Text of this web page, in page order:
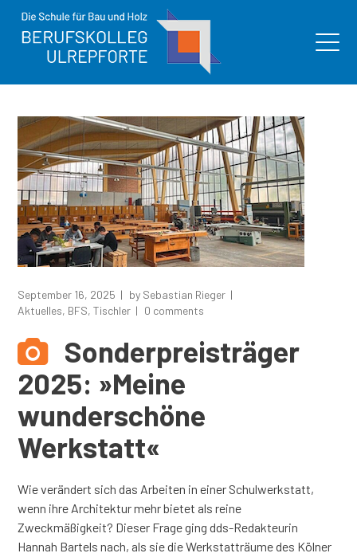
September 16, 2025 by Sebastian Rieger
Aktuelles, BFS,Tischler 0 comments
Sonderpreisträger
2025: »Meine
wunderschöne
Werkstatt«
Wie verändert sich das Arbeiten in einer Schulwerkstatt,
wenn ihre Architektur mehr bietet als reine
Zweckmäßigkeit? Dieser Frage ging dds-Redakteurin
Hannah Bartels nach, als sie die Werkstatträume des Kölner